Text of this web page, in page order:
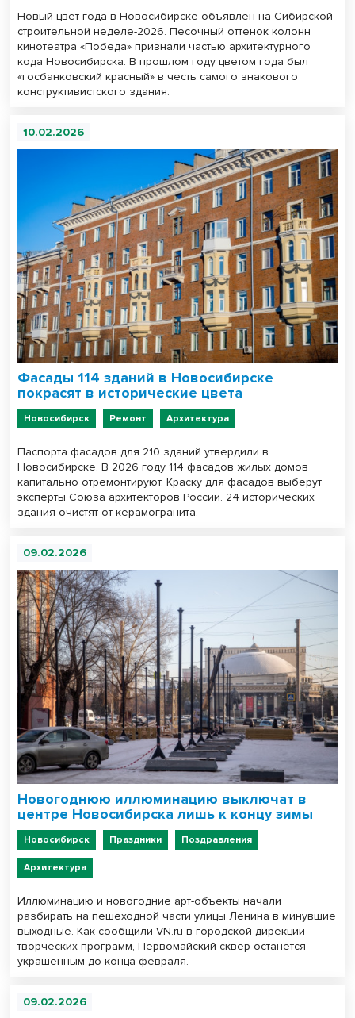
Новый цвет года в Новосибирске объявлен на Сибирской
строительной неделе-2026. Песочный оттенок колонн
кинотеатра «Победа» признали частью архитектурного
кода Новосибирска. В прошлом году цветом года был
«госбанковский красный» в честь самого знакового
конструктивистского здания.
10.02.2026
Фасады 114 зданий в Новосибирске
покрасят в исторические цвета
Новосибирск Ремонт Архитектура
Паспорта фасадов для 210 зданий утвердили в
Новосибирске. В 2026 году 114 фасадов жилых домов
капитально отремонтируют. Краску для фасадов выберут
эксперты Союза архитекторов России. 24 исторических
здания очистят от керамогранита.
09.02.2026
Новогоднюю иллюминацию выключат в
центре Новосибирска лишь к концу зимы
Новосибирск Праздники Поздравления
Архитектура
Иллюминацию и новогодние арт-объекты начали
разбирать на пешеходной части улицы Ленина в минувшие
выходные. Как сообщили VN.ru в городской дирекции
творческих программ, Первомайский сквер останется
украшенным до конца февраля.
09.02.2026